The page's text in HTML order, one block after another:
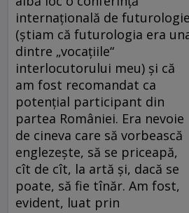
internaţională de futurologie
(ştiam că futurologia era
dintre „vocaţiile“
interlocutorului meu) şi că
am fost recomandat ca
potenţial participant din
partea României. Era nevoie
de cineva care să vorbească
englezeşte, să se priceapă,
cît de cît, la artă şi, dacă se
poate, să fie tînăr. Am fost,
evident, luat prin